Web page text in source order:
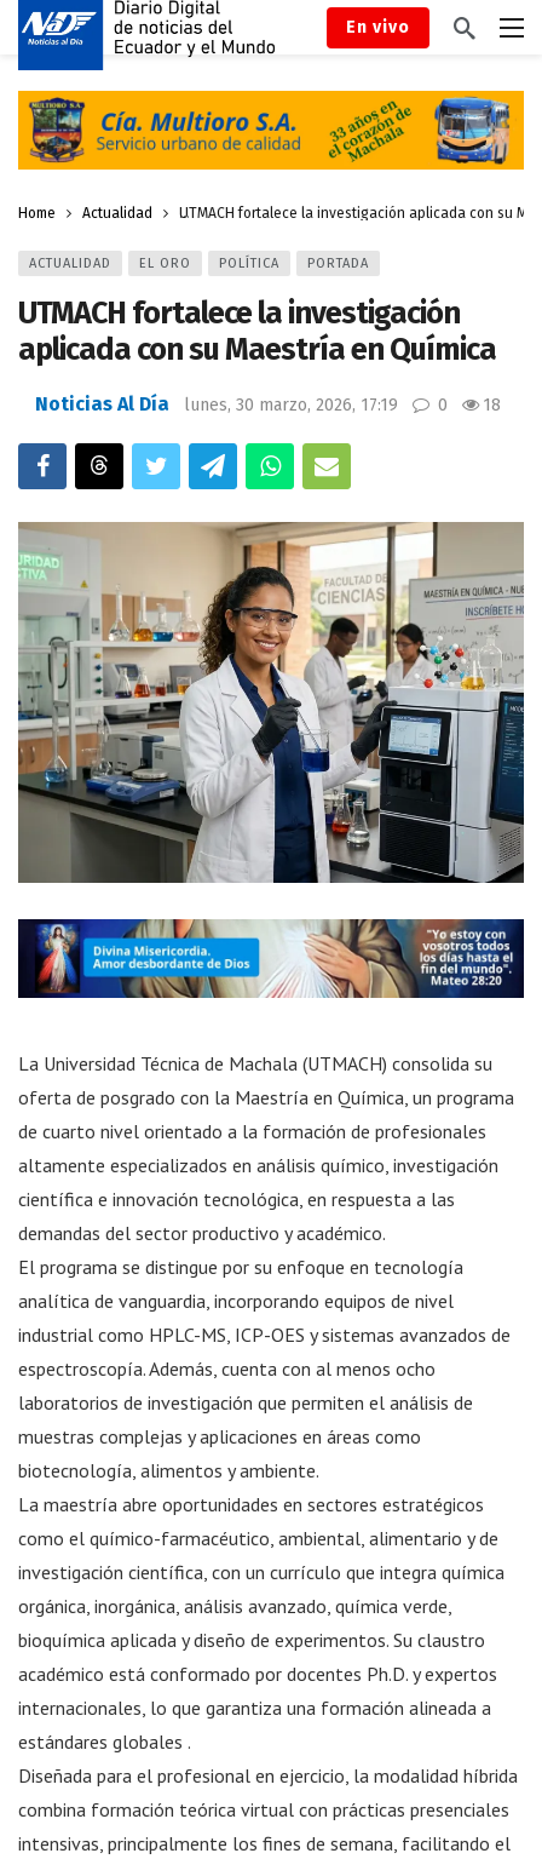
En vivo
Home Actualidad UTMACH fortalece la investigación aplicada con su
ACTUALIDAD EL ORO POLÍTICA PORTADA
UTMACH fortalece la investigación
aplicada con su Maestría en Química
Noticias Al Día lunes, 30 marzo, 2026, 17:19 0 18
La Universidad Técnica de Machala (UTMACH) consolida su
oferta de posgrado con la Maestría en Química, un programa
de cuarto nivel orientado a la formación de profesionales
altamente especializados en análisis químico, investigación
científica e innovación tecnológica, en respuesta a las
demandas del sector productivo y académico.
El programa se distingue por su enfoque en tecnología
analítica de vanguardia, incorporando equipos de nivel
industrial como HPLC-MS, ICP-OES y sistemas avanzados de
espectroscopía. Además, cuenta con al menos ocho
laboratorios de investigación que permiten el análisis de
muestras complejas y aplicaciones en áreas como
biotecnología, alimentos y ambiente.
La maestría abre oportunidades en sectores estratégicos
como el químico-farmacéutico, ambiental, alimentario y de
investigación científica, con un currículo que integra química
orgánica, inorgánica, análisis avanzado, química verde,
bioquímica aplicada y diseño de experimentos. Su claustro
académico está conformado por docentes Ph.D. y expertos
internacionales, lo que garantiza una formación alineada a
estándares globales .
Diseñada para el profesional en ejercicio, la modalidad híbrida
combina formación teórica virtual con prácticas presenciales
intensivas, principalmente los fines de semana, facilitando el